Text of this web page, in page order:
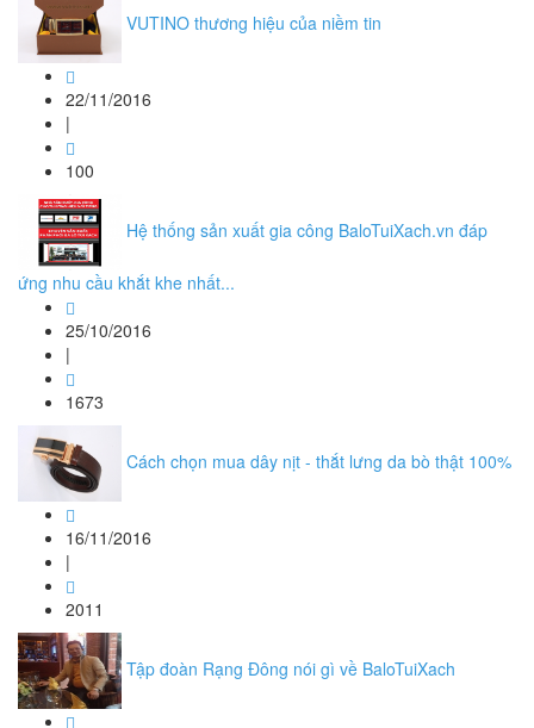
VUTINO thương hiệu của niềm tin
22/11/2016
|
100
Hệ thống sản xuất gia công BaloTuiXach.vn đáp
ứng nhu cầu khắt khe nhất...
25/10/2016
|
1673
Cách chọn mua dây nịt - thắt lưng da bò thật 100%
16/11/2016
|
2011
Tập đoàn Rạng Đông nói gì về BaloTuiXach